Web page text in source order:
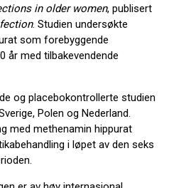
in older women, publisert
. Studien undersøkte
som forebyggende
år med tilbakevendende
og placebokontrollerte studien
Polen og Nederland.
med methenamin hippurat
i løpet av den seks